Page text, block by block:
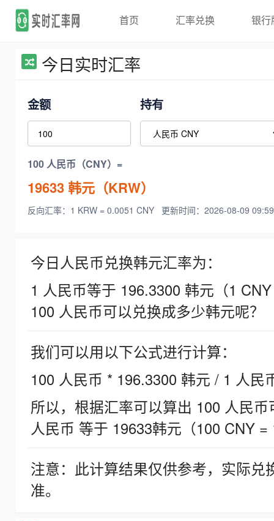
首页 汇率兑换 银行
今日实时汇率
金额 持有
100 人民币（CNY）=
19633韩元（KRW）
反向汇率：1 KRW = 0.0051 CNY 更新时间：2026-08-09
今日人民币兑换韩元汇率为：
1 人民币等于 196.3300 韩元（1
100 人民币可以兑换成多少韩元呢？
我们可以用以下公式进行计算：
100 人民币 * 196.3300 韩元 / 1 人民
所以，根据汇率可以算出 100 人民
人民币 等于 19633韩元（100 CNY =
注意：此计算结果仅供参考，实际
准。